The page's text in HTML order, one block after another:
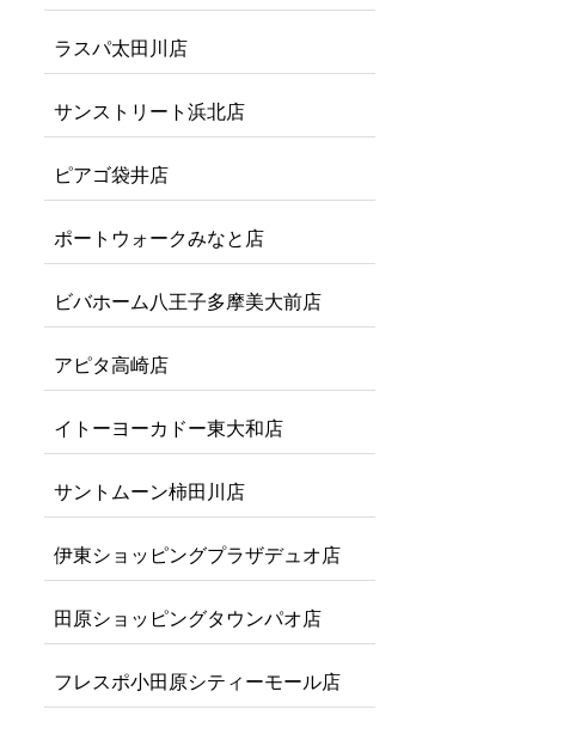
ラスパ太田川店
サンストリート浜北店
ピアゴ袋井店
ポートウォークみなと店
ビバホーム八王子多摩美大前店
アピタ高崎店
イトーヨーカドー東大和店
サントムーン柿田川店
伊東ショッピングプラザデュオ店
田原ショッピングタウンパオ店
フレスポ小田原シティーモール店